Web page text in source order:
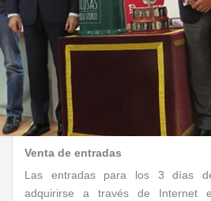
Venta de entradas
Las entradas para los 3 días
adquirirse a través de Internet